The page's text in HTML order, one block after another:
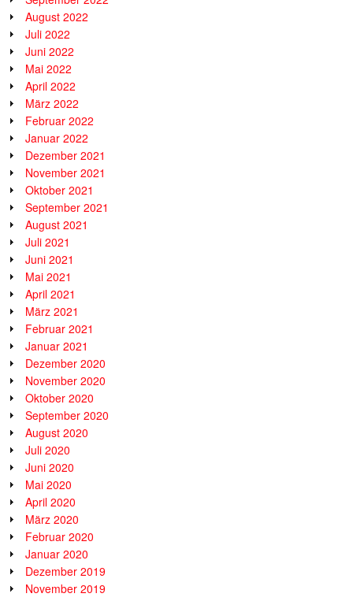
August 2022
Juli 2022
Juni 2022
Mai 2022
April 2022
März 2022
Februar 2022
Januar 2022
Dezember 2021
November 2021
Oktober 2021
September 2021
August 2021
Juli 2021
Juni 2021
Mai 2021
April 2021
März 2021
Februar 2021
Januar 2021
Dezember 2020
November 2020
Oktober 2020
September 2020
August 2020
Juli 2020
Juni 2020
Mai 2020
April 2020
März 2020
Februar 2020
Januar 2020
Dezember 2019
November 2019